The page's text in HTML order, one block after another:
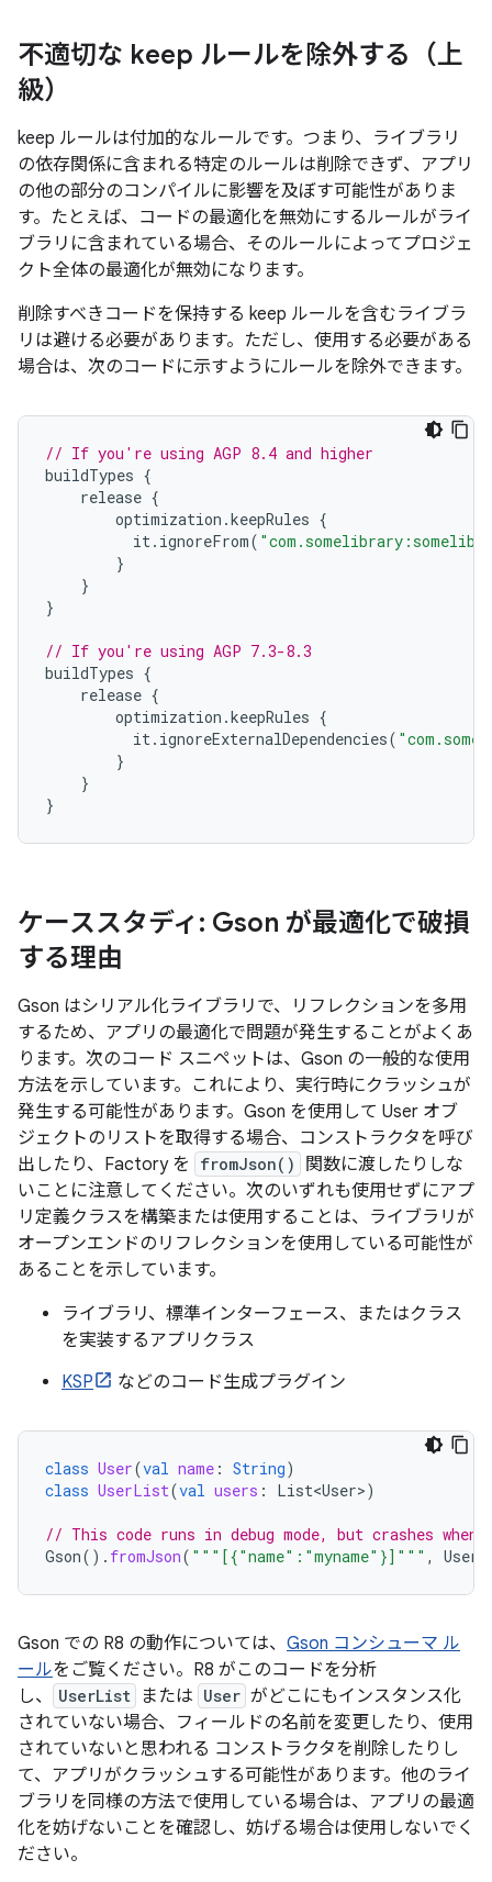
不適切な keep ルールを除外する（上
級）
keep ルールは付加的なルールです。つまり、ライブラリ
の依存関係に含まれる特定のルールは削除できず、アプリ
の他の部分のコンパイルに影響を及ぼす可能性がありま
す。たとえば、コードの最適化を無効にするルールがライ
ブラリに含まれている場合、そのルールによってプロジェ
クト全体の最適化が無効になります。
削除すべきコードを保持する keep ルールを含むライブラ
リは避ける必要があります。ただし、使用する必要がある
場合は、次のコードに示すようにルールを除外できます。
// If you're using AGP 8.4 and higher
buildTypes {
release {
optimization .keepRules {
it. ignoreFrom(
}
}
}
// If you're using AGP 7.3-8.3
buildTypes {
release {
optimization .keepRules {
it. ignoreExternalDependencies(
}
}
}
ケーススタディ: Gson が最適化で破損
する理由
Gson はシリアル化ライブラリで、リフレクションを多用
するため、アプリの最適化で問題が発生することがよくあ
ります。次のコード スニペットは、Gson の一般的な使用
方法を示しています。これにより、実行時にクラッシュが
発生する可能性があります。Gson を使用して User オブ
ジェクトのリストを取得する場合、コンストラクタを呼び
出したり、Factory を
fromJson()
関数に渡したりしな
いことに注意してください。次のいずれも使用せずにアプ
リ定義クラスを構築または使用することは、ライブラリが
オープンエンドのリフレクションを使用している可能性が
あることを示しています。
ライブラリ、標準インターフェース、またはクラス
を実装するアプリクラス
KSP
などのコード生成プラグイン
class User(val name : String)
class UserList(val users : List<User>)
// This code runs in debug mode, but crashes when
Gson(). fromJson( """[{"name":"myname"}]""" , User
Gson での R8 の動作については、 Gson コンシューマ ル
ールをご覧ください。R8 がこのコードを分析
し、
UserList または User がどこにもインスタンス化
されていない場合、フィールドの名前を変更したり、使用
されていないと思われる コンストラクタを削除したりし
て、アプリがクラッシュする可能性があります。他のライ
ブラリを同様の方法で使用している場合は、アプリの最適
化を妨げないことを確認し、妨げる場合は使用しないでく
ださい。